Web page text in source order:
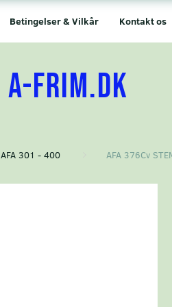
Kontakt os
Betingelser & Vilkår
A-FRIM.DK
AFA 301 - 400 AFA 376Cv